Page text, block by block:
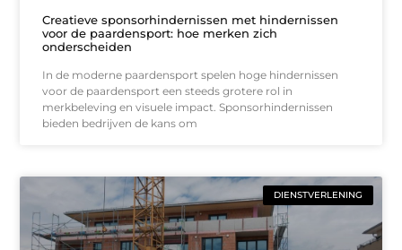
Creatieve sponsorhindernissen met hindernissen
voor de paardensport: hoe merken zich
onderscheiden
In de moderne paardensport spelen hoge hindernissen
voor de paardensport een steeds grotere rol in
merkbeleving en visuele impact. Sponsorhindernissen
bieden bedrijven de kans om
DIENSTVERLENING